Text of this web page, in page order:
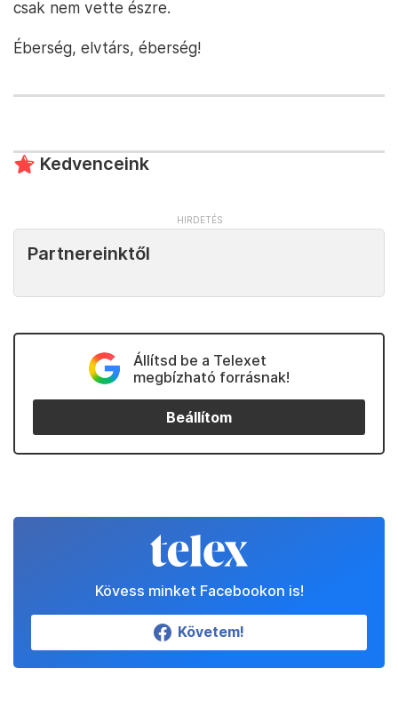
csak nem vette észre.
Éberség, elvtárs, éberség!
Kedvenceink
Partnereinktől
Állítsd be a Telexet
megbízható forrásnak!
Beállítom
Kövess minket Facebookon is!
Követem!